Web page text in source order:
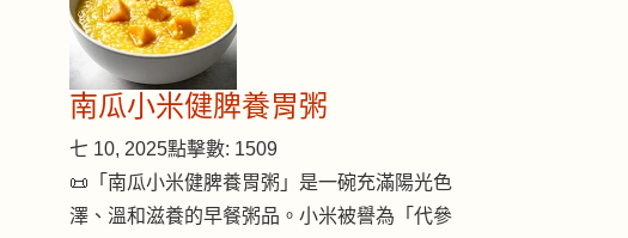
南瓜小米健脾養胃粥
七 10, 2025點擊數: 1509
📜「南瓜小米健脾養胃粥」是一碗充滿陽光色
澤、溫和滋養的早餐粥品。小米被譽為「代參